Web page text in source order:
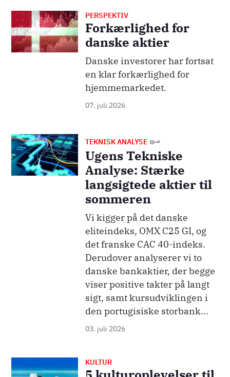
Billede PERSPEKTIV
Forkærlighed for
danske aktier
Danske investorer har fortsat
en klar forkærlighed for
hjemmemarkedet.
07. juli 2026
Billede TEKNISK ANALYSE
Ugens Tekniske
Analyse: Stærke
langsigtede aktier til
sommeren
Vi kigger på det danske
eliteindeks, OMX C25 GI, og
det franske CAC 40-indeks.
Derudover analyserer vi to
danske bankaktier, der begge
viser positive takter på langt
sigt, samt kursudviklingen i
den portugisiske storbank...
03. juli 2026
KULTUR